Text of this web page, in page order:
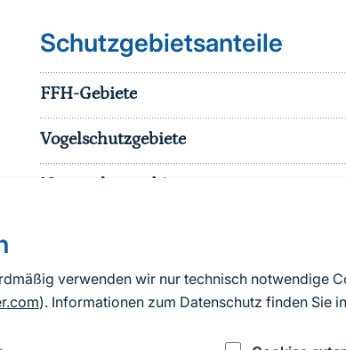
verwenden wir nur technisch notwendige
). Informationen zum Datenschutz finden Sie
Schutzgebietsanteile
FFH-Gebiete
Vogelschutzgebiete
Naturschutzgebiete
sonst. Schutzgebiete